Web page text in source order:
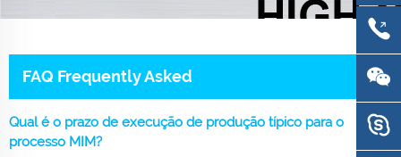
FAQ Frequently Asked
Qual é o prazo de execução de produção típico para o
processo MIM?